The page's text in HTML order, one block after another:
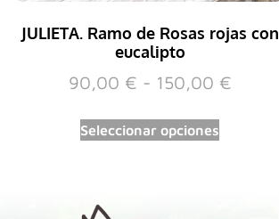
JULIETA. Ramo de Rosas rojas con
eucalipto
90,00 € - 150,00 €
Seleccionar opciones